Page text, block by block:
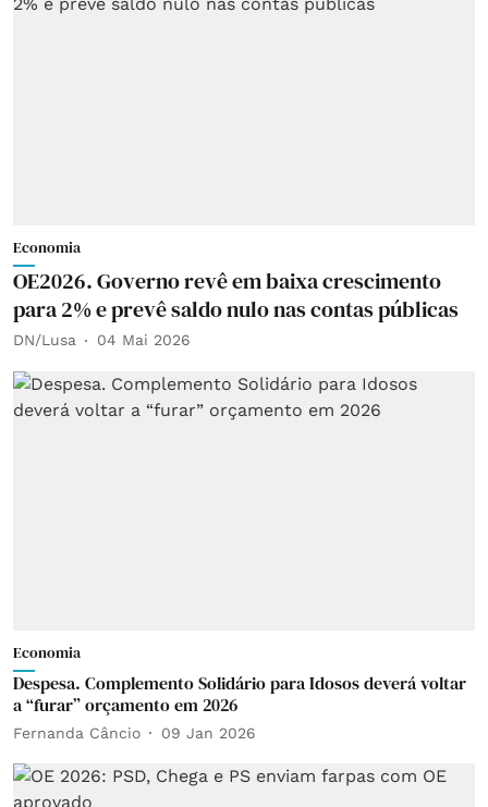
Economia
OE2026. Governo revê em baixa crescimento
para 2% e prevê saldo nulo nas contas públicas
DN/Lusa 04 Mai 2026
Economia
Despesa. Complemento Solidário para Idosos deverá voltar
a “furar” orçamento em 2026
Fernanda Câncio 09 Jan 2026